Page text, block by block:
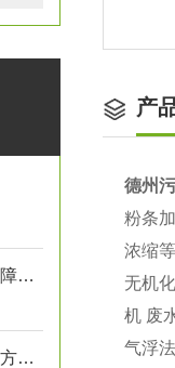
及时解决宾馆酒店污水处理设备故障在日常运行中十方重要
宾馆酒店污水处理设备的维护保养方法分享
产
德州
粉条
浓缩
无机
机 废
气浮